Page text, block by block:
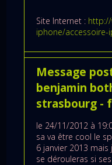
Site Internet :
iphone/
Message
benjamin
strasbourg -
le 24/11/2012 à
sa va être cool le
6 janvier 2013
se dérouleras si